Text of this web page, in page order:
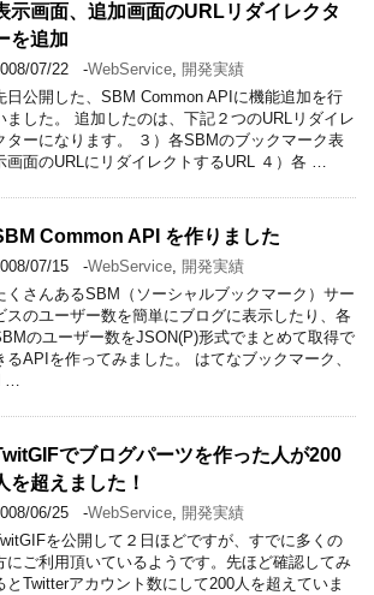
示画面、追加画面のURLリダイレクタ
を追加
07/22 -WebService, 開発実績
日公開した、SBM Common APIに機能追加を行
ました。 追加したのは、下記２つのURLリダイレ
ターになります。 ３）各SBMのブックマーク表
画面のURLにリダイレクトするURL ４）各 …
Common API を作りました
07/15 -WebService, 開発実績
くさんあるSBM（ソーシャルブックマーク）サー
スのユーザー数を簡単にブログに表示したり、各
のユーザー数をJSON(P)形式でまとめて取得で
るAPIを作ってみました。 はてなブックマーク、
…
でブログパーツを作った人が200
を超えました！
06/25 -WebService, 開発実績
を公開して２日ほどですが、すでに多くの
にご利用頂いているようです。先ほど確認してみ
とTwitterアカウント数にして200人を超えていま